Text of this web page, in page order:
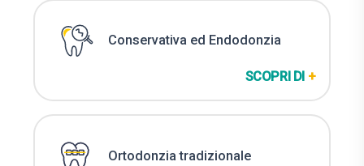
Conservativa ed Endodonzia
SCOPRI DI +
Ortodonzia tradizionale